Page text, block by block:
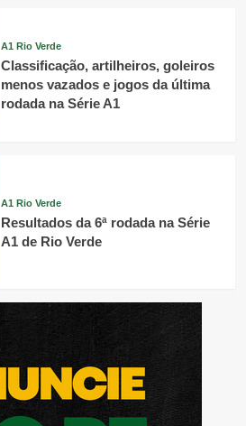
A1 Rio Verde
Classificação, artilheiros, goleiros
menos vazados e jogos da última
rodada na Série A1
A1 Rio Verde
Resultados da 6ª rodada na Série
A1 de Rio Verde